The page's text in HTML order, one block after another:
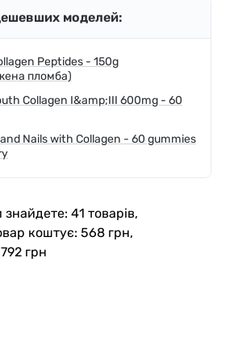
моделей:
Peptides - 150g
пломба)
Collagen I&amp;III 600mg - 60
Nails with Collagen - 60 gummies
знайдете: 41 товарів,
коштує: 568 грн,
грн